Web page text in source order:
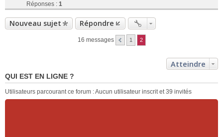
Réponses : 1
Nouveau sujet Répondre
16 messages 1 2
Atteindre
QUI EST EN LIGNE ?
Utilisateurs parcourant ce forum : Aucun utilisateur inscrit et 39 invités